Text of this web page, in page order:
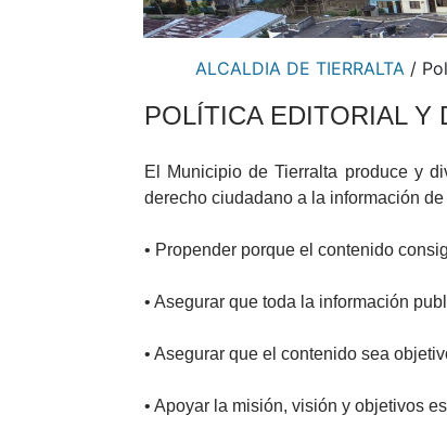
ALCALDIA DE TIERRALTA /
​POLÍTICA EDITORIAL Y
El Municipio de Tierralta produce y
derecho ciudadano a la información
• Propender porque el contenido
• Asegurar que toda la información
• Asegurar que el contenido sea
• Apoyar la misión, visión y objetivos